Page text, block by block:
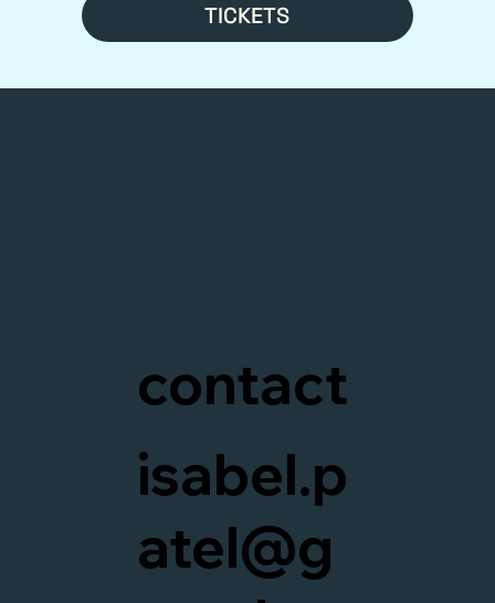
TICKETS
contact
isabel.p
atel@g